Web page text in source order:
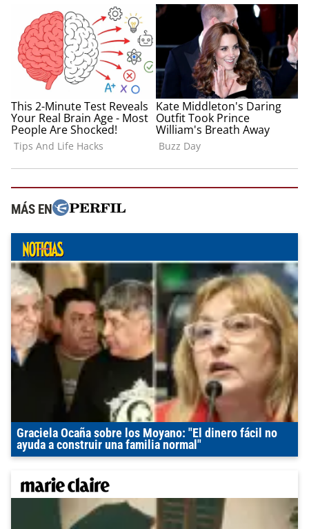
MÁS EN
Graciela Ocaña sobre los Moyano: "El dinero fácil no
ayuda a construir una familia normal"